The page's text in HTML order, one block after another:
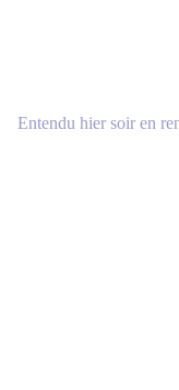
Entendu hier soir en